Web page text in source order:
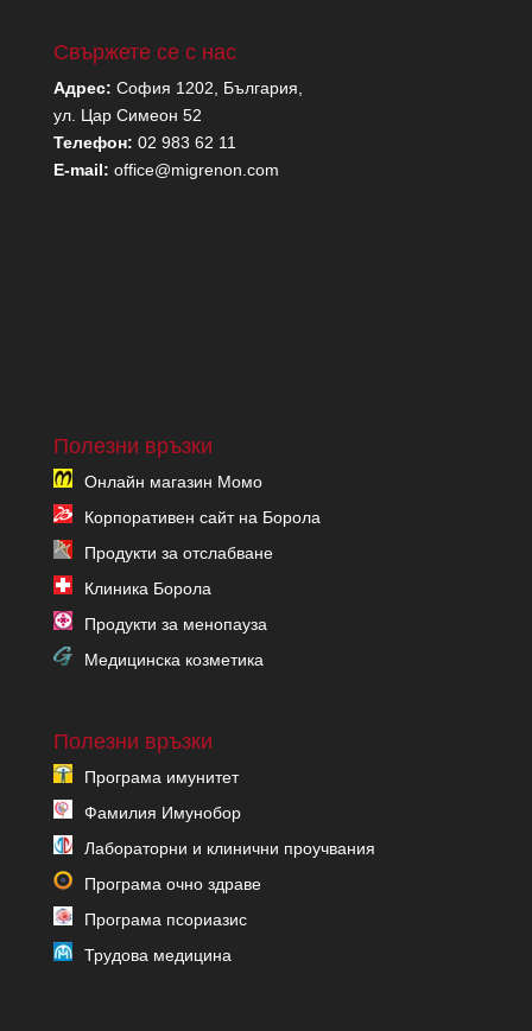
Свържете се с нас
Адрес: София 1202, България,
ул. Цар Симеон 52
Телефон: 02 983 62 11
E-mail: office@migrenon.com
Полезни връзки
Онлайн магазин Момо
Корпоративен сайт на Борола
Продукти за отслабване
Клиника Борола
Продукти за менопауза
Медицинска козметика
Полезни връзки
Програма имунитет
Фамилия Имунобор
Лабораторни и клинични проучвания
Програма очно здраве
Програма псориазис
Трудова медицина